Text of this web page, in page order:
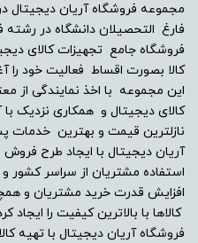
نوع
/ IPS
نرخ
60 هرتز
فارغ التحصیلان دانشگاه در رشته
فروشگاه جامع تجهیزات کالای
کالا بصورت اقساط فعالیت خود را
این مجموعه با اخذ نمایندگی از
کالای دیجیتال و همکاری نزدیک
نازلترین قیمت و بهترین
آریان دیجیتال با ایجاد طرح
استفاده مشتریان از سراسر کشور
افزایش قدرت خرید مشتریان و
کالاها با بالاترین کیفیت را ایجاد
فروشگاه آریان دیجیتال با تهیه